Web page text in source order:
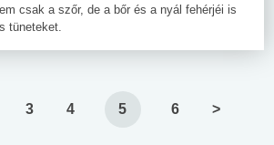
csak a szőr, de a bőr és a nyál fehérjéi is
tüneteket.
3 4 5 6 >